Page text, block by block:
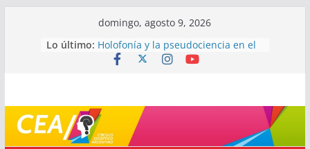
domingo, agosto 9, 2026
Lo último: Holofonía y la pseudociencia en el
audio
Mayéutica (o cómo debatir sin
terminar a los golpes)
Somos menos capaces de lo que